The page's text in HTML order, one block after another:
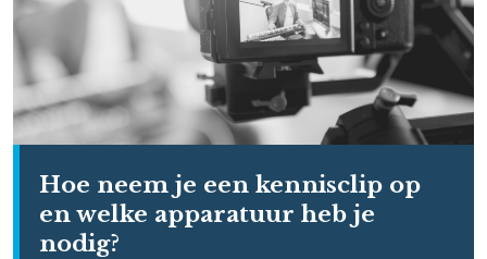
Hoe neem je een kennisclip op
en welke apparatuur heb je
nodig?